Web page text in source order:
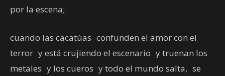
por la escena;
cuando las cacatúas confunden el amor con el
terror y está crujiendo el escenario y truenan los
metales y los cueros y todo el mundo salta, se